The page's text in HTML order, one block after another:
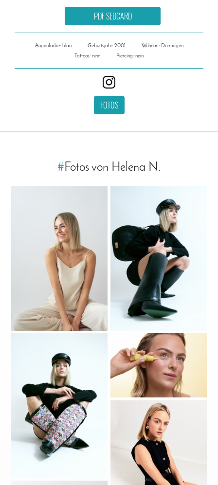
PDF SEDCARD
Augenfarbe: blau Geburtsjahr: 2001
Wohnort: Dormagen
Tattoos: nein
Piercing: nein
FOTOS
#Fotos von Helena N.